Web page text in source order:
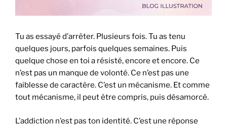
Tu as essayé d’arrêter. Plusieurs fois. Tu as tenu
quelques jours, parfois quelques semaines. Puis
quelque chose en toi a résisté, encore et encore. Ce
n’est pas un manque de volonté. Ce n’est pas une
faiblesse de caractère. C’est un mécanisme. Et comme
tout mécanisme, il peut être compris, puis désamorcé.
L’addiction n’est pas ton identité. C’est une réponse